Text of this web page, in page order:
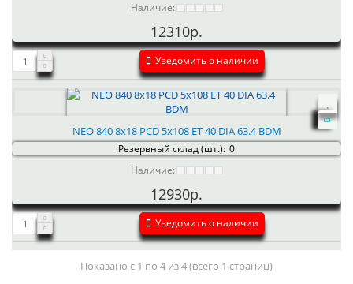
Наличие:
12310р.
Уведомить о наличии
NEO 840 8x18 PCD 5x108 ET 40 DIA 63.4 BDM
Резервный склад (шт.): 0
Наличие:
12930р.
Уведомить о наличии
Показано с 1 по 4 из 4 (всего 1 страниц)